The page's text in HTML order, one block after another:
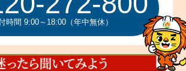
時間 9:00～18:00（年中無休）